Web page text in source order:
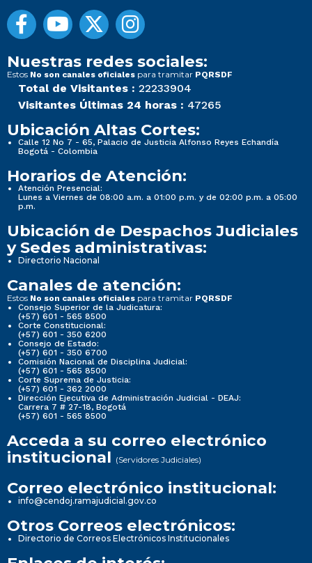
Nuestras redes sociales:
Estos No son canales oficiales para tramitar PQRSDF
Total de Visitantes : 22233904
Visitantes Últimas 24 horas : 47265
Ubicación Altas Cortes:
Calle 12 No 7 - 65, Palacio de Justicia Alfonso Reyes Echandía
Bogotá - Colombia
Horarios de Atención:
Atención Presencial:
Lunes a Viernes de 08:00 a.m. a 01:00 p.m. y de 02:00 p.m. a 05:00
p.m.
Ubicación de Despachos Judiciales
y Sedes administrativas:
Directorio Nacional
Canales de atención:
Estos No son canales oficiales para tramitar PQRSDF
Consejo Superior de la Judicatura:
(+57) 601 - 565 8500
Corte Constitucional:
(+57) 601 - 350 6200
Consejo de Estado:
(+57) 601 - 350 6700
Comisión Nacional de Disciplina Judicial:
(+57) 601 - 565 8500
Corte Suprema de Justicia:
(+57) 601 - 362 2000
Dirección Ejecutiva de Administración Judicial - DEAJ:
Carrera 7 # 27-18, Bogotá
(+57) 601 - 565 8500
Acceda a su correo electrónico
institucional (Servidores Judiciales)
Correo electrónico institucional:
info@cendoj.ramajudicial.gov.co
Otros Correos electrónicos:
Directorio de Correos Electrónicos Institucionales